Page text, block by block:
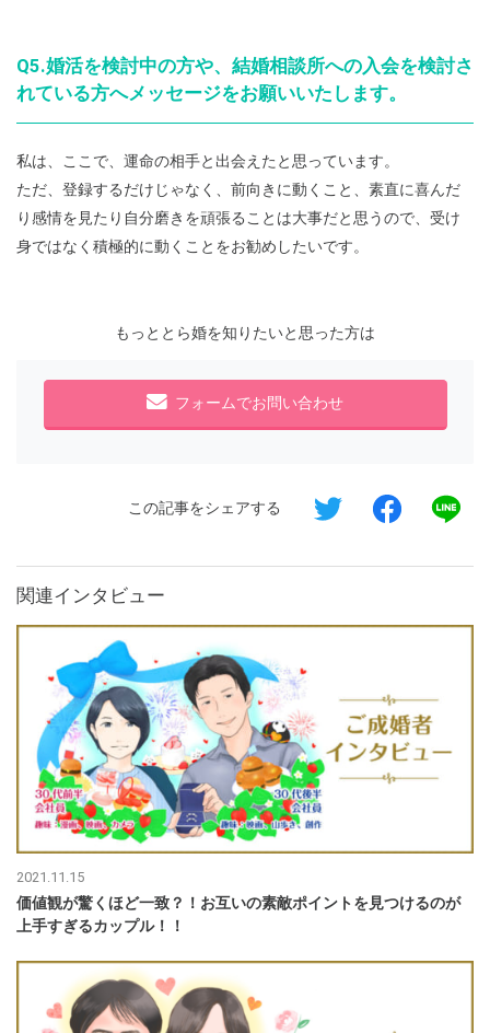
Q5.婚活を検討中の方や、結婚相談所への入会を検討さ
れている方へメッセージをお願いいたします。
私は、ここで、運命の相手と出会えたと思っています。
ただ、登録するだけじゃなく、前向きに動くこと、素直に喜んだ
り感情を見たり自分磨きを頑張ることは大事だと思うので、受け
身ではなく積極的に動くことをお勧めしたいです。
もっととら婚を知りたいと思った方は
フォームでお問い合わせ
この記事をシェアする
関連インタビュー
2021.11.15
価値観が驚くほど一致？！お互いの素敵ポイントを見つけるのが
上手すぎるカップル！！